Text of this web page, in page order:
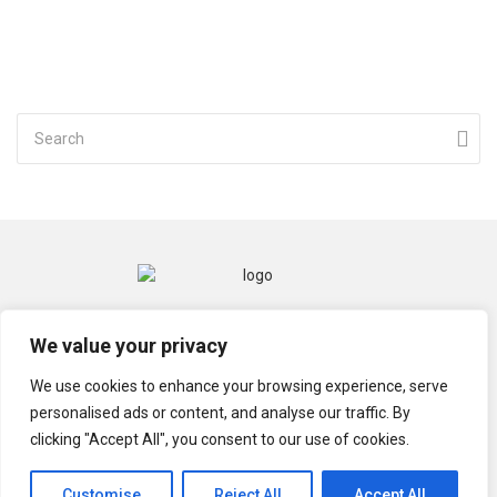
We value your privacy
We use cookies to enhance your browsing experience, serve
personalised ads or content, and analyse our traffic. By
clicking "Accept All", you consent to our use of cookies.
CONTACT
MENTIONS LÉGALES
© TECHGRIOT 2021